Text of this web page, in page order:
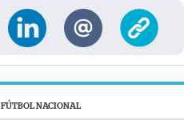
FÚTBOL NACIONAL